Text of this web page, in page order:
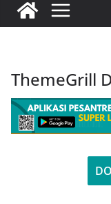
ThemeGrill